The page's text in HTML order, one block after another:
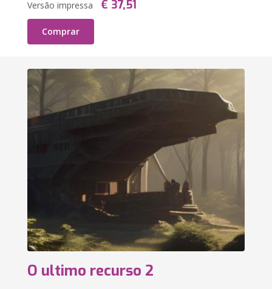
Versão impressa € 37,51
Comprar
O ultimo recurso 2